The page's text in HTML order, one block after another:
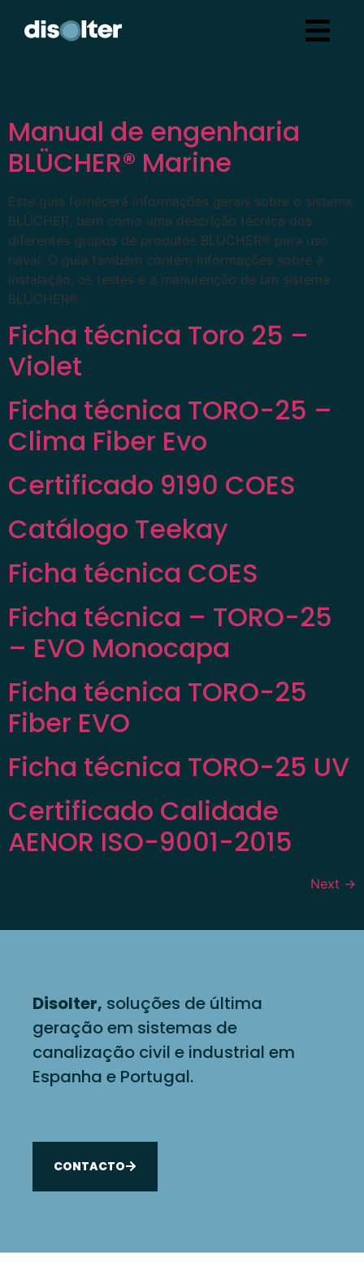
Manual de engenharia
BLÜCHER® Marine
Este guia fornecerá informações gerais sobre o sistema
BLÜCHER, bem como uma descrição técnica dos
diferentes grupos de produtos BLÜCHER® para uso
naval. O guia também contém informações sobre a
instalação, os testes e a manutenção de um sistema
BLÜCHER®.
Ficha técnica Toro 25 –
Violet
Ficha técnica TORO-25 –
Clima Fiber Evo
Certificado 9190 COES
Catálogo Teekay
Ficha técnica COES
Ficha técnica – TORO-25
– EVO Monocapa
Ficha técnica TORO-25
Fiber EVO
Ficha técnica TORO-25 UV
Certificado Calidade
AENOR ISO-9001-2015
Next →
Disolter, soluções de última
geração em sistemas de
canalização civil e industrial em
Espanha e Portugal.
CONTACTO